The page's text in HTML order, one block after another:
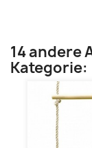
14 andere
Kategorie: